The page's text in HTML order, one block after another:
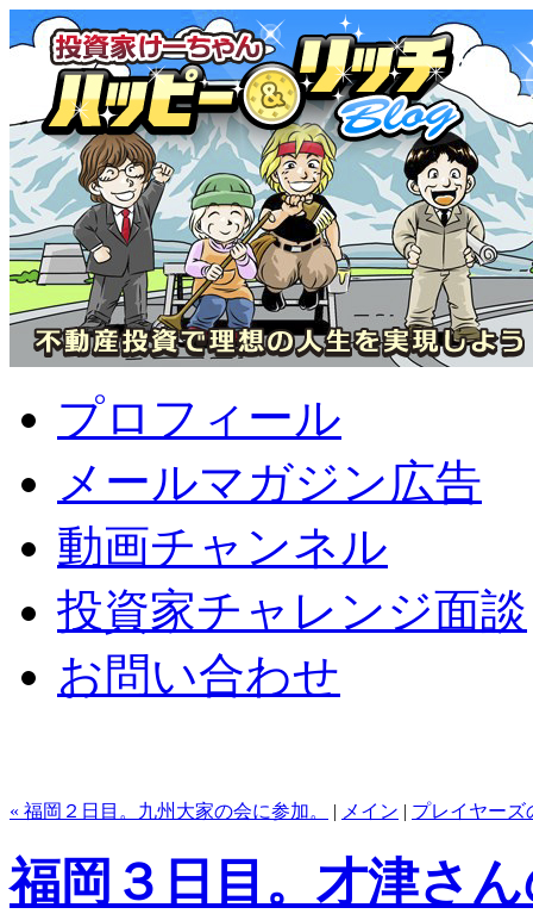
プロフィール
メールマガジン広告
動画チャンネル
投資家チャレンジ面談
お問い合わせ
« 福岡２日目。九州大家の会に参加。 | メイン | プレイヤーズ
福岡３日目。才津さ